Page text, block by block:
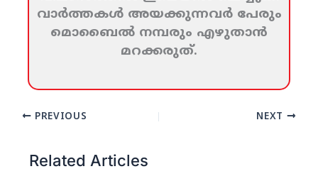
വാര്‍ത്തകള്‍ അയക്കുന്നവര്‍ പേരും
മൊബൈല്‍ നമ്പരും എഴുതാന്‍
മറക്കരുത്‌.
PREVIOUS NEXT
Related Articles